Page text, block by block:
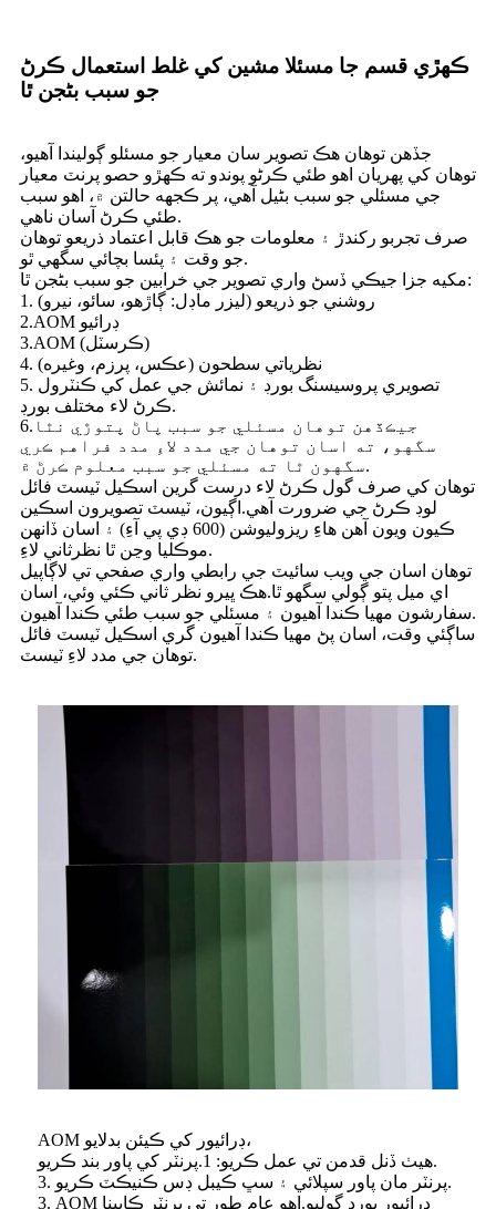
ڪهڙي قسم جا مسئلا مشين کي غلط استعمال ڪرڻ
جو سبب بڻجن ٿا
جڏهن توهان هڪ تصوير سان معيار جو مسئلو ڳوليندا آهيو،
توهان کي پهريان اهو طئي ڪرڻو پوندو ته ڪهڙو حصو پرنٽ معيار
جي مسئلي جو سبب بڻيل آهي، پر ڪجهه حالتن ۾، اهو سبب
طئي ڪرڻ آسان ناهي.
صرف تجربو رکندڙ ۽ معلومات جو هڪ قابل اعتماد ذريعو توهان
جو وقت ۽ پئسا بچائي سگهي ٿو.
مکيه جزا جيڪي ڏسڻ واري تصوير جي خرابين جو سبب بڻجن ٿا:
1. روشني جو ذريعو (ليزر ماڊل: ڳاڙهو، سائو، نيرو)
2.AOM ڊرائيو
3.AOM (ڪرسٽل)
4. نظرياتي سطحون (عڪس، پرزم، وغيره)
5. تصويري پروسيسنگ بورڊ ۽ نمائش جي عمل کي ڪنٽرول
ڪرڻ لاء مختلف بورڊ.
6.جيڪڏهن توهان مسئلي جو سبب پاڻ پتوڙي نٿا
سگهو، ته اسان توهان جي مدد لاءِ مدد فراهم ڪري
سگهون ٿا ته مسئلي جو سبب معلوم ڪرڻ ۾.
توهان کي صرف گول ڪرڻ لاء درست گرين اسڪيل ٽيسٽ فائل
لوڊ ڪرڻ جي ضرورت آهي.اڳيون، ٽيسٽ تصويرون اسڪين
ڪيون ويون آهن هاءِ ريزوليوشن (600 ڊي پي آءِ) ۽ اسان ڏانهن
موڪليا وڃن ٿا نظرثاني لاءِ.
توهان اسان جي ويب سائيٽ جي رابطي واري صفحي تي لاڳاپيل
اي ميل پتو ڳولي سگهو ٿا.هڪ ڀيرو نظر ثاني ڪئي وئي، اسان
سفارشون مهيا ڪندا آهيون ۽ مسئلي جو سبب طئي ڪندا آهيون.
ساڳئي وقت، اسان پڻ مهيا ڪندا آهيون گري اسڪيل ٽيسٽ فائل
توهان جي مدد لاءِ ٽيسٽ.
AOM ڊرائيور کي ڪيئن بدلايو،
ھيٺ ڏنل قدمن تي عمل ڪريو: 1.پرنٽر کي پاور بند ڪريو.
3. پرنٽر مان پاور سپلائي ۽ سڀ ڪيبل ڊس ڪنيڪٽ ڪريو.
3. AOM ڊرائيور بورڊ ڳوليو.اهو عام طور تي پرنٽر ڪابينا